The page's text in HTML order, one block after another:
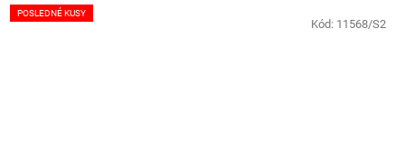
POSLEDNÉ KUSY
Kód: 11568/S2